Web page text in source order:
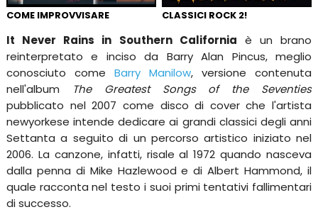
COME IMPROVVISARE CLASSICI ROCK 2!
It Never Rains in Southern California è un brano
reinterpretato e inciso da Barry Alan Pincus, meglio
conosciuto come Barry Manilow, versione contenuta
nell'album
The Greatest Songs of the Seventies
pubblicato nel 2007 come disco di cover che l'artista
newyorkese intende dedicare ai grandi classici degli anni
Settanta a seguito di un percorso artistico iniziato nel
2006. La canzone, infatti, risale al 1972 quando nasceva
dalla penna di Mike Hazlewood e di Albert Hammond, il
quale racconta nel testo i suoi primi tentativi fallimentari
di successo.